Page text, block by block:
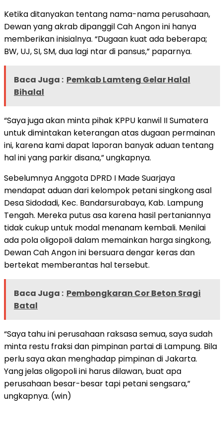
Ketika ditanyakan tentang nama-nama perusahaan,
Dewan yang akrab dipanggil Cah Angon ini hanya
memberikan inisialnya. “Dugaan kuat ada beberapa;
BW, UJ, SI, SM, dua lagi ntar di pansus,” paparnya.
Baca Juga : Pemkab Lamteng Gelar Halal
Bihalal
“Saya juga akan minta pihak KPPU kanwil II Sumatera
untuk dimintakan keterangan atas dugaan permainan
ini, karena kami dapat laporan banyak aduan tentang
hal ini yang parkir disana,” ungkapnya.
Sebelumnya Anggota DPRD I Made Suarjaya
mendapat aduan dari kelompok petani singkong asal
Desa Sidodadi, Kec. Bandarsurabaya, Kab. Lampung
Tengah. Mereka putus asa karena hasil pertaniannya
tidak cukup untuk modal menanam kembali. Menilai
ada pola oligopoli dalam memainkan harga singkong,
Dewan Cah Angon ini bersuara dengar keras dan
bertekat memberantas hal tersebut.
Baca Juga : Pembongkaran Cor Beton Sragi
Batal
“Saya tahu ini perusahaan raksasa semua, saya sudah
minta restu fraksi dan pimpinan partai di Lampung. Bila
perlu saya akan menghadap pimpinan di Jakarta.
Yang jelas oligopoli ini harus dilawan, buat apa
perusahaan besar-besar tapi petani sengsara,”
ungkapnya. (win)